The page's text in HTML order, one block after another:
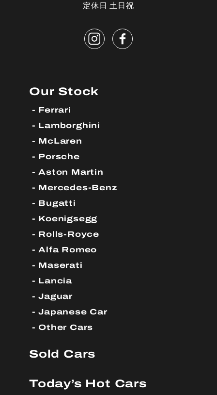
定休日 土日祝
Our Stock
Ferrari
Lamborghini
McLaren
Porsche
Aston Martin
Mercedes-Benz
Bugatti
Koenigsegg
Rolls-Royce
Alfa Romeo
Maserati
Lancia
Jaguar
Japanese Car
Other Cars
Sold Cars
Today’s Hot Cars